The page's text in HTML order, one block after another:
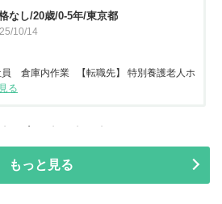
なし/20歳/0-5年/東京都
10/14
員 倉庫内作業 【転職先】 特別養護老人ホ
る
もっと見る